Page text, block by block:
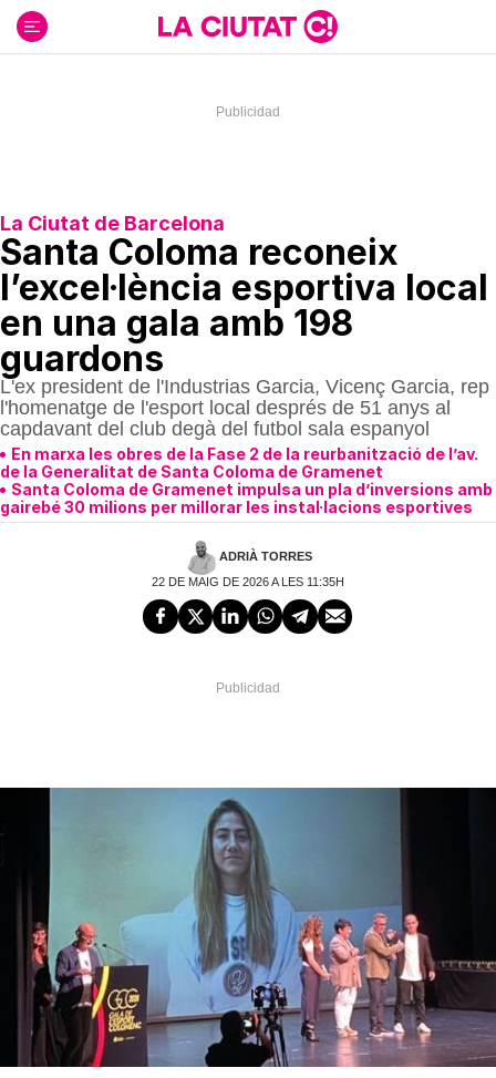
contenido
La Ciutat de Barcelona
Santa Coloma reconeix
l’excel·lència esportiva local
en una gala amb 198
guardons
L'ex president de l'Industrias Garcia, Vicenç Garcia, rep
l'homenatge de l'esport local després de 51 anys al
capdavant del club degà del futbol sala espanyol
En marxa les obres de la Fase 2 de la reurbanització de l’av.
de la Generalitat de Santa Coloma de Gramenet
Santa Coloma de Gramenet impulsa un pla d’inversions amb
gairebé 30 milions per millorar les instal·lacions esportives
ADRIÀ TORRES
22 DE MAIG DE 2026 A LES 11:35H